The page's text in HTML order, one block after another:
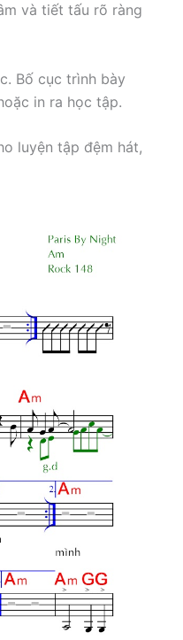
và tiết tấu rõ ràng
Bố cục trình bày
in ra học tập.
luyện tập đệm hát,